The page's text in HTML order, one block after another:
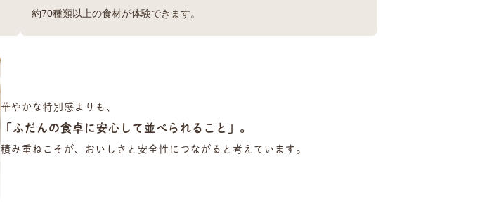
約70種類以上の食材が体験できます。
華やかな特別感よりも、
「ふだんの食卓に安心して並べられること」。
積み重ねこそが、おいしさと安全性に つながると考えています。